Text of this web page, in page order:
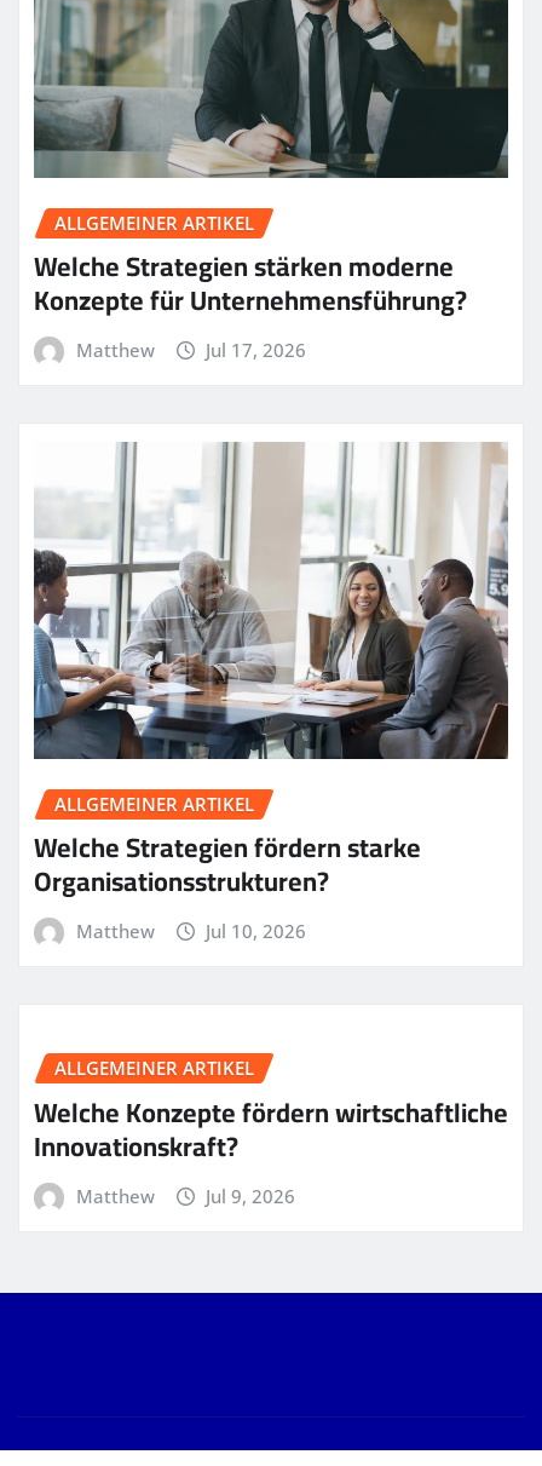
ALLGEMEINER ARTIKEL
Welche Strategien stärken moderne
Konzepte für Unternehmensführung?
Matthew Jul 17, 2026
ALLGEMEINER ARTIKEL
Welche Strategien fördern starke
Organisationsstrukturen?
Matthew Jul 10, 2026
ALLGEMEINER ARTIKEL
Welche Konzepte fördern wirtschaftliche
Innovationskraft?
Matthew Jul 9, 2026